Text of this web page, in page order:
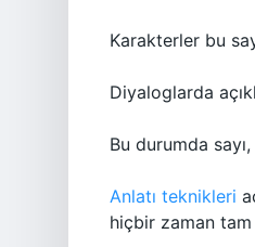
Karakterler bu
Diyaloglarda
Bu durumda
Anlatı teknikleri
hiçbir zaman